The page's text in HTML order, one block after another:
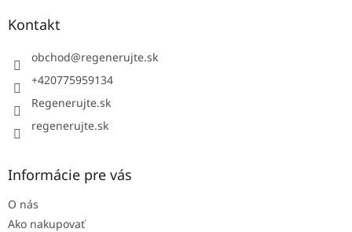
Kontakt
obchod@regenerujte.sk
+420775959134
Regenerujte.sk
regenerujte.sk
Informácie pre vás
O nás
Ako nakupovať